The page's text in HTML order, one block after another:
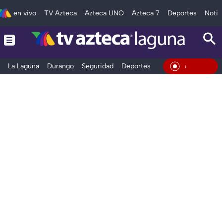
en vivo TV Azteca Azteca UNO Azteca 7 Deportes
La Laguna Durango Seguridad Deportes EntretenimientoEn Vivo